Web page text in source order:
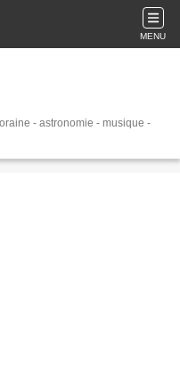
MENU
- astronomie - musique -